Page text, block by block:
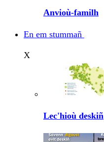
Anvioù-familh
En em stummañ
X
Lec'hioù deskiñ